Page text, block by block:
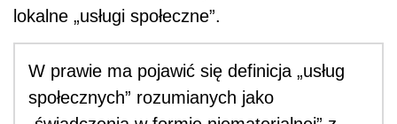
lokalne „usługi społeczne”.
W prawie ma pojawić się definicja „usług
społecznych” rozumianych jako